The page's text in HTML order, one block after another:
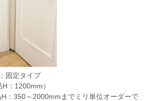
固定タイプ
：1200mm）
：350～2000mmまでミリ単位オーダーで